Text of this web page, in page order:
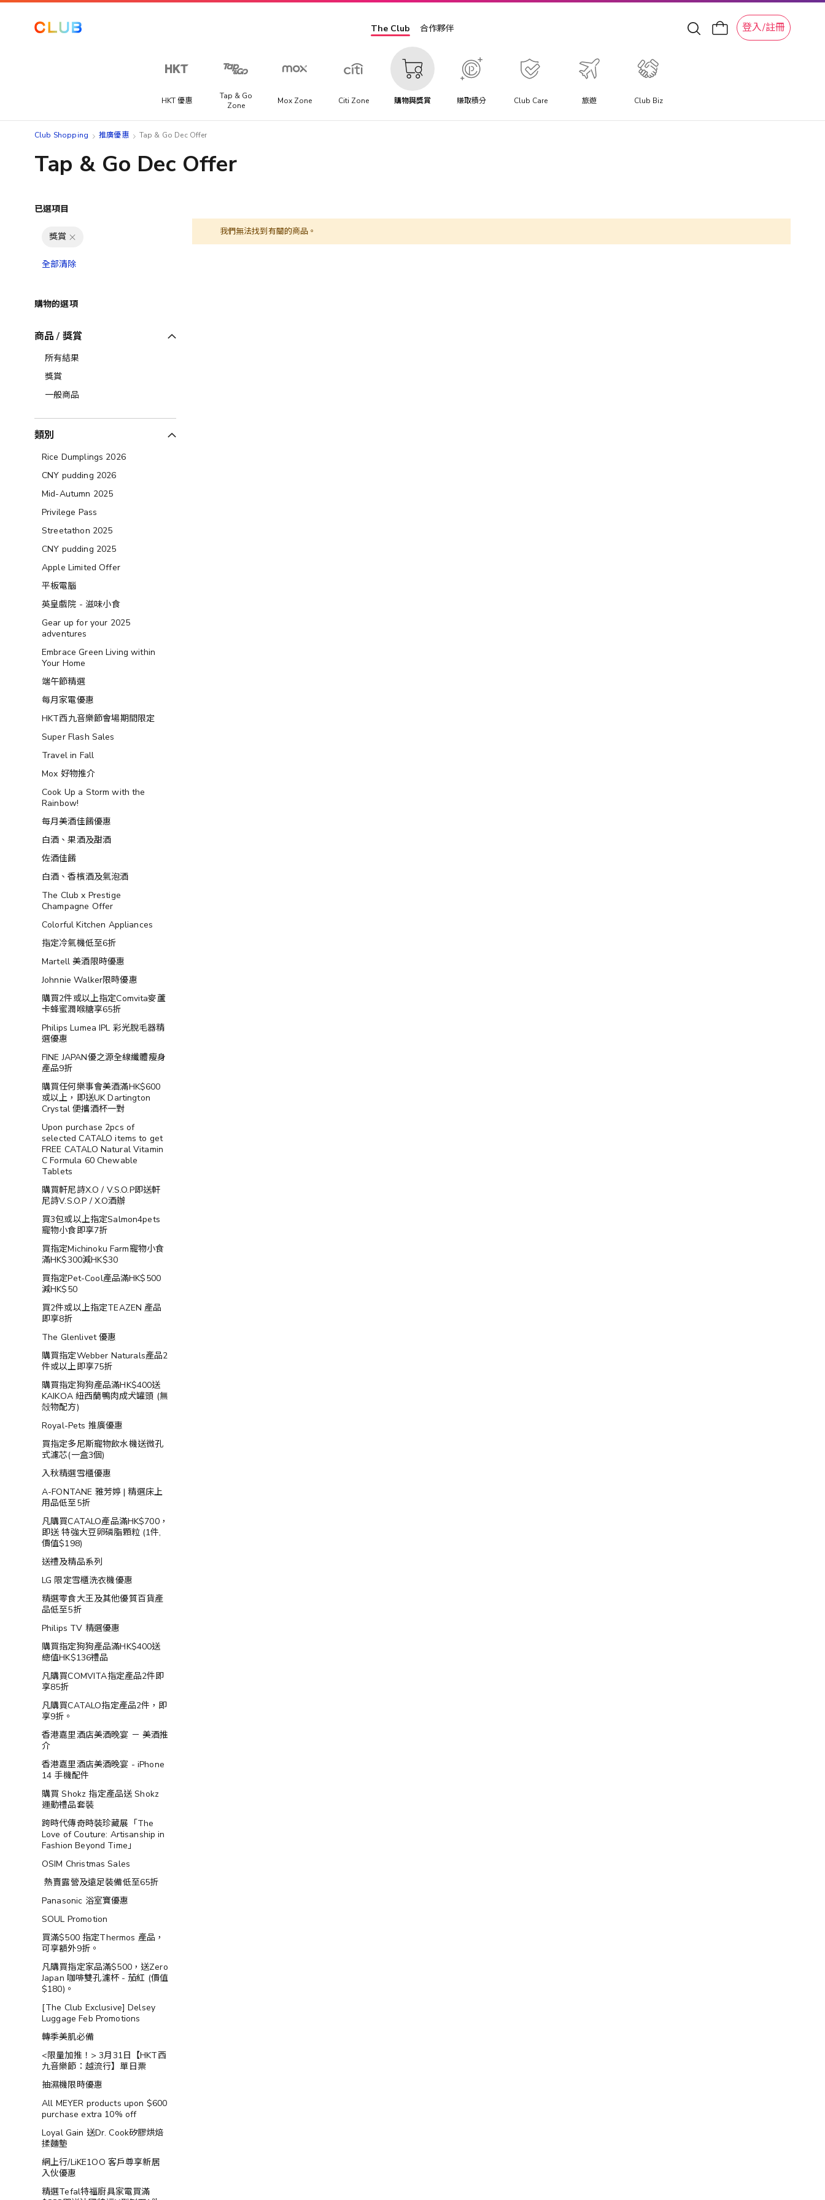
The Club 合作夥伴 登入/註冊
HKT 優惠
Tap & Go
Zone
Mox Zone Citi Zone 購物與獎賞 賺取積分 Club Care 旅遊 Club Biz
Club Shopping 推廣優惠 Tap & Go Dec Offer
Tap & Go Dec Offer
我們無法找到有關的商品。
已選項目
獎賞
全部清除
購物的選項
商品 / 獎賞
所有結果
獎賞
一般商品
類別
Rice Dumplings 2026
CNY pudding 2026
Mid-Autumn 2025
Privilege Pass
Streetathon 2025
CNY pudding 2025
Apple Limited Offer
平板電腦
英皇戲院 - 滋味小食
Gear up for your 2025
adventures
Embrace Green Living within
Your Home
端午節精選
每月家電優惠
HKT西九音樂節會場期間限定
Super Flash Sales
Travel in Fall
Mox 好物推介
Cook Up a Storm with the
Rainbow!
每月美酒佳餚優惠
白酒、果酒及甜酒
佐酒佳餚
白酒、香檳酒及氣泡酒
The Club x Prestige
Champagne Offer
Colorful Kitchen Appliances
指定冷氣機低至6折
Martell 美酒限時優惠
Johnnie Walker限時優惠
購買2件或以上指定Comvita麥蘆
卡蜂蜜潤喉糖享65折
Philips Lumea IPL 彩光脫毛器精
選優惠
FINE JAPAN優之源全線纖體瘦身
產品9折
購買任何樂事會美酒滿HK$600
或以上，即送UK Dartington
Crystal 便攜酒杯一對
Upon purchase 2pcs of
selected CATALO items to get
FREE CATALO Natural Vitamin
C Formula 60 Chewable
Tablets
購買軒尼詩X.O / V.S.O.P即送軒
尼詩V.S.O.P / X.O酒辦
買3包或以上指定Salmon4pets
寵物小食即享7折
買指定Michinoku Farm寵物小食
滿HK$300減HK$30
買指定Pet-Cool產品滿HK$500
減HK$50
買2件或以上指定TEAZEN 產品
即享8折
The Glenlivet 優惠
購買指定Webber Naturals產品2
件或以上即享75折
購買指定狗狗產品滿HK$400送
KAIKOA 紐西蘭鴨肉成犬罐頭 (無
殻物配方)
Royal-Pets 推廣優惠
買指定多尼斯寵物飲水機送微孔
式濾芯(一盒3個)
入秋精選雪櫃優惠
A-FONTANE 雅芳婷 | 精選床上
用品低至5折
凡購買CATALO產品滿HK$700，
即送 特強大豆卵磷脂顆粒 (1件,
價值$198)
送禮及精品系列
LG 限定雪櫃洗衣機優惠
精選零食大王及其他優質百貨產
品低至5折
Philips TV 精選優惠
購買指定狗狗產品滿HK$400送
總值HK$136禮品
凡購買COMVITA指定產品2件即
享85折
凡購買CATALO指定產品2件，即
享9折。
香港嘉里酒店美酒晚宴 － 美酒推
介
香港嘉里酒店美酒晚宴 - iPhone
14 手機配件
購買 Shokz 指定產品送 Shokz
運動禮品套裝
跨時代傳奇時裝珍藏展「The
Love of Couture: Artisanship in
Fashion Beyond Time」
OSIM Christmas Sales
熱賣露營及遠足裝備低至65折
Panasonic 浴室寶優惠
SOUL Promotion
買滿$500 指定Thermos 產品，
可享額外9折。
凡購買指定家品滿$500，送Zero
Japan 咖啡雙孔濾杯 - 茄紅 (價值
$180)。
[The Club Exclusive] Delsey
Luggage Feb Promotions
轉季美肌必備
<限量加推！> 3月31日【HKT西
九音樂節：越流行】單日票
抽濕機限時優惠
All MEYER products upon $600
purchase extra 10% off
Loyal Gain 送Dr. Cook矽膠烘焙
揉麵墊
網上行/LiKE1OO 客戶尊享新居
入伙優惠
精選Tefal特福廚具家電買滿